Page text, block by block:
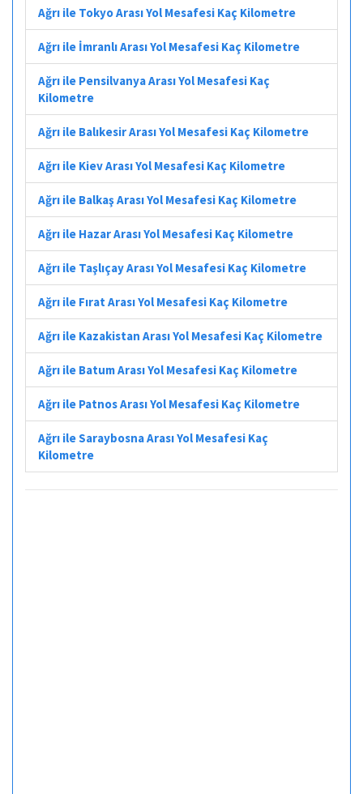
Ağrı ile Tokyo Arası Yol Mesafesi Kaç Kilometre
Ağrı ile İmranlı Arası Yol Mesafesi Kaç Kilometre
Ağrı ile Pensilvanya Arası Yol Mesafesi Kaç
Kilometre
Ağrı ile Balıkesir Arası Yol Mesafesi Kaç Kilometre
Ağrı ile Kiev Arası Yol Mesafesi Kaç Kilometre
Ağrı ile Balkaş Arası Yol Mesafesi Kaç Kilometre
Ağrı ile Hazar Arası Yol Mesafesi Kaç Kilometre
Ağrı ile Taşlıçay Arası Yol Mesafesi Kaç Kilometre
Ağrı ile Fırat Arası Yol Mesafesi Kaç Kilometre
Ağrı ile Kazakistan Arası Yol Mesafesi Kaç Kilometre
Ağrı ile Batum Arası Yol Mesafesi Kaç Kilometre
Ağrı ile Patnos Arası Yol Mesafesi Kaç Kilometre
Ağrı ile Saraybosna Arası Yol Mesafesi Kaç
Kilometre